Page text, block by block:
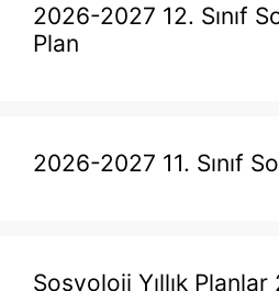
2026-2027 12. Sınıf
Plan
2026-2027 11. Sınıf
Sosyoloji Yıllık